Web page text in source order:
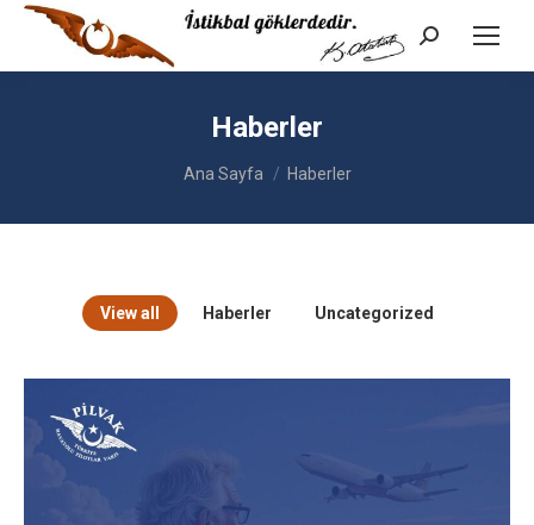
Ara:
Haberler
You are here:
Ana Sayfa Haberler
View all Haberler Uncategorized